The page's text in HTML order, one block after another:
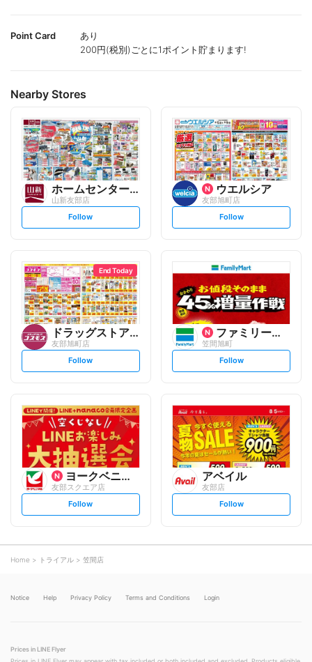
Point Card
あり
200円(税別)ごとに1ポイント貯まります!
Nearby Stores
ホームセンター 山新
山新友部店
s
t
l
o
w
Follow
ウエルシア
友部旭町店
s
t
o
Follow
End Today
ドラッグストアコスモス
友部旭町店
s
t
l
o
w
Follow
ファミリーマート
笠間旭町
s
t
l
o
w
Follow
ヨークベニマル
友部スクエア店
s
t
o
w
Follow
アベイル
友部店
s
t
Follow
Home トライアル 笠間店
Notice Help Privacy Policy Terms and Conditions Login
Prices in LINE Flyer